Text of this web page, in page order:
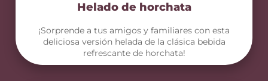
Helado de horchata
¡Sorprende a tus amigos y familiares con esta
deliciosa versión helada de la clásica bebida
refrescante de horchata!